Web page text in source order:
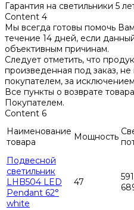
Гарантия на светильники 5
Content 4
Мы всегда готовы помочь
течение 14 дней, если
объективным причинам.
Следует отметить, что
произведенная под заказ,
покупателем, за
Все пункты о возврате
Покупателем.
Content 6
Наименование
товара
Мощность
Подвесной
светильник
LHB504 LED
Pendant 62°
white
47